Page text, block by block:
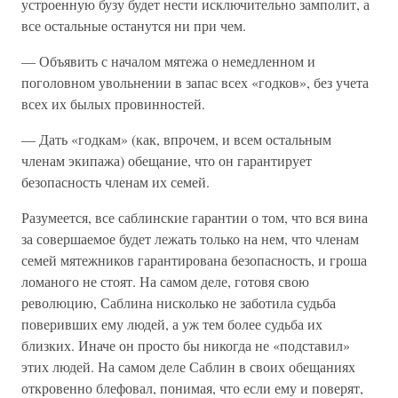
устроенную бузу будет нести исключительно замполит, а
все остальные останутся ни при чем.
— Объявить с началом мятежа о немедленном и
поголовном увольнении в запас всех «годков», без учета
всех их былых провинностей.
— Дать «годкам» (как, впрочем, и всем остальным
членам экипажа) обещание, что он гарантирует
безопасность членам их семей.
Разумеется, все саблинские гарантии о том, что вся вина
за совершаемое будет лежать только на нем, что членам
семей мятежников гарантирована безопасность, и гроша
ломаного не стоят. На самом деле, готовя свою
революцию, Саблина нисколько не заботила судьба
поверивших ему людей, а уж тем более судьба их
близких. Иначе он просто бы никогда не «подставил»
этих людей. На самом деле Саблин в своих обещаниях
откровенно блефовал, понимая, что если ему и поверят,